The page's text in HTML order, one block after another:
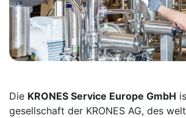
Die KRONES Service Europe GmbH
gesellschaft der KRONES AG, des